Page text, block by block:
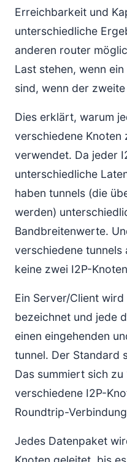
Erreichbarkeit und
unterschiedliche
anderen router
Last stehen, wenn
sind, wenn der
Dies erklärt, warum
verschiedene Knoten
verwendet. Da jeder
unterschiedliche
haben tunnels (die
werden)
Bandbreitenwerte.
verschiedene tunnels
keine zwei I2P-
Ein Server/Client wird
bezeichnet und jede
einen eingehenden
tunnel. Der Standard
Das summiert sich zu
verschiedene I2P-
Roundtrip-
Jedes Datenpaket